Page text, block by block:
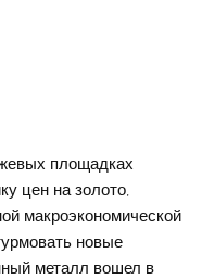
площадках
цен на золото,
макроэкономической
новые
металл вошел в